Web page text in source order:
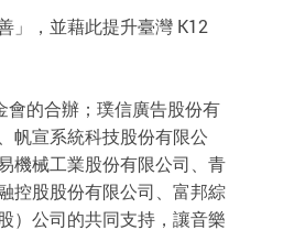
」，並藉此提升臺灣 K12
會的合辦；璞信廣告股份有
帆宣系統科技股份有限公
機械工業股份有限公司、青
控股股份有限公司、富邦綜
）公司的共同支持，讓音樂